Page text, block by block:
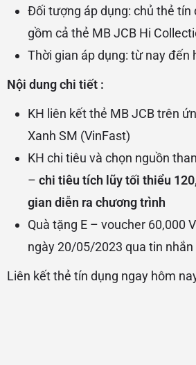
Đối tượng áp dụng: chủ thẻ tín
gồm cả thẻ MB JCB Hi
Thời gian áp dụng: từ nay đến
Nội dung chi tiết :
KH liên kết thẻ MB JCB trên
Xanh SM (VinFast)
KH chi tiêu và chọn nguồn
– chi tiêu tích lũy tối thiểu
gian diễn ra chương trình
Quà tặng E – voucher 60,000
ngày 20/05/2023 qua tin nhắn
Liên kết thẻ tín dụng ngay hôm